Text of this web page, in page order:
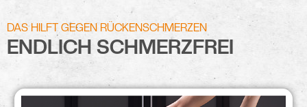
DAS HILFT GEGEN RÜCKENSCHMERZEN
ENDLICH SCHMERZFREI